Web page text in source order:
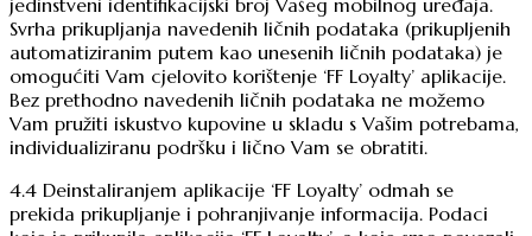
Svrha prikupljanja navedenih ličnih podataka (prikupljenih
automatiziranim putem kao unesenih ličnih podataka) je
omogućiti Vam cjelovito korištenje ‘FF Loyalty’ aplikacije.
Bez prethodno navedenih ličnih podataka ne možemo
Vam pružiti iskustvo kupovine u skladu s Vašim potrebama,
individualiziranu podršku i lično Vam se obratiti.
4.4 Deinstaliranjem aplikacije ‘FF Loyalty’ odmah se
prekida prikupljanje i pohranjivanje informacija. Podaci